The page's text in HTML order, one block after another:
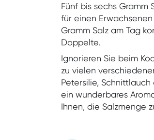
Fünf bis sechs Gramm
für einen
Gramm Salz am Tag
Doppelte.
Ignorieren Sie beim
zu vielen
Petersilie,
ein wunderbares
Ihnen, die Salzmenge